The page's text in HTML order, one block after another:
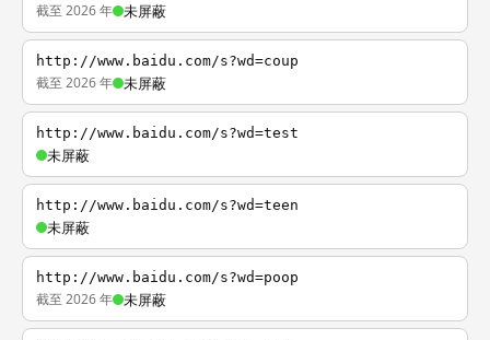
截至 2026 年 未屏蔽
http://www.baidu.com/s?wd=coup
截至 2026 年 未屏蔽
http://www.baidu.com/s?wd=test
未屏蔽
http://www.baidu.com/s?wd=teen
未屏蔽
http://www.baidu.com/s?wd=poop
截至 2026 年 未屏蔽